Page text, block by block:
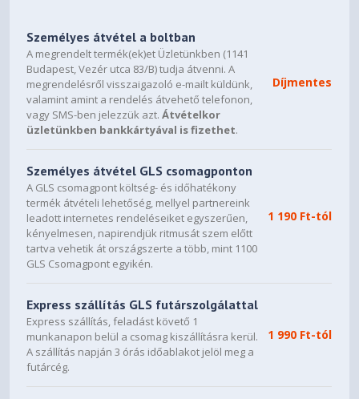
Személyes átvétel a boltban
A megrendelt termék(ek)et Üzletünkben (1141
Budapest, Vezér utca 83/B) tudja átvenni. A
megrendelésről visszaigazoló e-mailt küldünk,
valamint amint a rendelés átvehető telefonon,
vagy SMS-ben jelezzük azt.Átvételkor
üzletünkben bankkártyával is fizethet.
Díjmentes
Személyes átvétel GLS csomagponton
A GLS csomagpont költség- és időhatékony
termék átvételi lehetőség, mellyel partnereink
leadott internetes rendeléseiket egyszerűen,
kényelmesen, napirendjük ritmusát szem előtt
tartva vehetik át országszerte a több, mint 1100
GLS Csomagpont egyikén.
1 190 Ft-tól
Express szállítás GLS futárszolgálattal
Express szállítás, feladást követő 1
munkanapon belül a csomag kiszállításra kerül.
A szállítás napján 3 órás időablakot jelöl meg a
futárcég.
1 990 Ft-tól